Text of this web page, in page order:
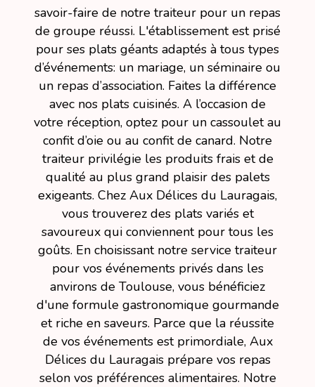
savoir-faire de notre traiteur pour un repas
de groupe réussi. L'établissement est prisé
pour ses plats géants adaptés à tous types
d’événements: un mariage, un séminaire ou
un repas d’association. Faites la différence
avec nos plats cuisinés. A l’occasion de
votre réception, optez pour un cassoulet au
confit d’oie ou au confit de canard. Notre
traiteur privilégie les produits frais et de
qualité au plus grand plaisir des palets
exigeants. Chez Aux Délices du Lauragais,
vous trouverez des plats variés et
savoureux qui conviennent pour tous les
goûts. En choisissant notre service traiteur
pour vos événements privés dans les
anvirons de Toulouse, vous bénéficiez
d'une formule gastronomique gourmande
et riche en saveurs. Parce que la réussite
de vos événements est primordiale, Aux
Délices du Lauragais prépare vos repas
selon vos préférences alimentaires. Notre